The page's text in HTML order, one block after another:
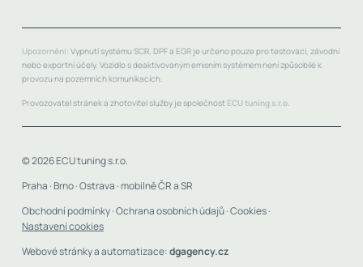
Upozornění: Vypnutí systému SCR, DPF a EGR je určeno pouze pro testovací, závodní
nebo exportní účely. Vozidlo s deaktivovaným emisním systémem není způsobilé k
provozu na pozemních komunikacích.
Provozovatel stránek a zhotovitel služby je společnost ECU tuning s.r.o.
© 2026 ECU tuning s.r.o.
Praha · Brno · Ostrava · mobilně ČR a SR
Obchodní podmínky·Ochrana osobních údajů·Cookies·
Nastavení cookies
Webové stránky a automatizace:dgagency.cz